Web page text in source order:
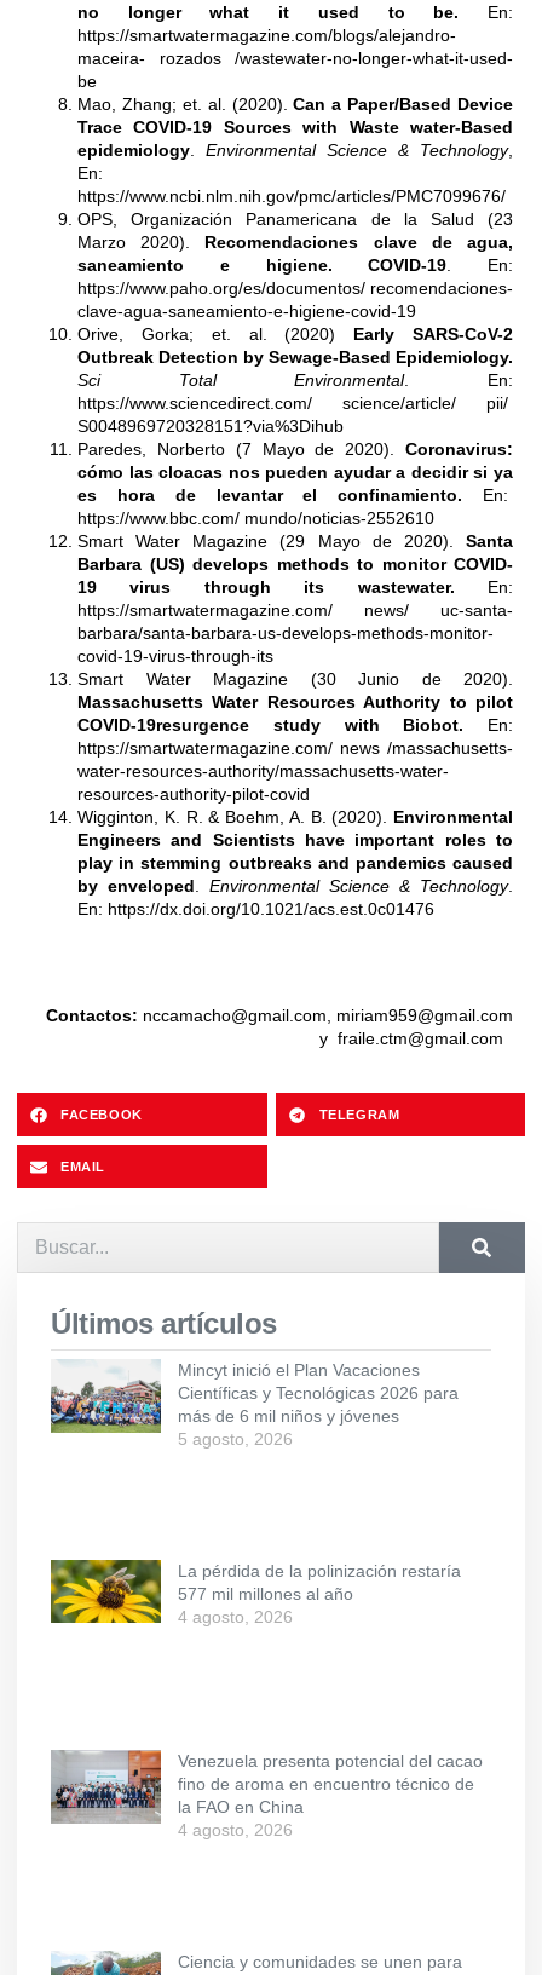
no longer what it used to be. En:
https://smartwatermagazine.com/blogs/alejandro-
maceira- rozados /wastewater-no-longer-what-it-used-
be
Mao, Zhang; et. al. (2020).Can a Paper/Based Device
Trace COVID-19 Sources with Waste water-Based
epidemiology. Environmental Science & Technology,
En:
https://www.ncbi.nlm.nih.gov/pmc/articles/PMC7099676/
OPS, Organización Panamericana de la Salud (23
Marzo 2020). Recomendaciones clave de agua,
saneamiento e higiene. COVID-19. En:
https://www.paho.org/es/documentos/ recomendaciones-
clave-agua-saneamiento-e-higiene-covid-19
Orive, Gorka; et. al. (2020) Early SARS-CoV-2
Outbreak Detection by Sewage-Based Epidemiology.
Sci Total Environmental. En:
https://www.sciencedirect.com/ science/article/ pii/
S0048969720328151?via%3Dihub
Paredes, Norberto (7 Mayo de 2020). Coronavirus:
cómo las cloacas nos pueden ayudar a decidir si ya
es hora de levantar el confinamiento. En:
https://www.bbc.com/ mundo/noticias-2552610
Smart Water Magazine (29 Mayo de 2020). Santa
Barbara (US) develops methods to monitor COVID-
19 virus through its wastewater. En:
https://smartwatermagazine.com/ news/ uc-santa-
barbara/santa-barbara-us-develops-methods-monitor-
covid-19-virus-through-its
Smart Water Magazine (30 Junio de 2020).
Massachusetts Water Resources Authority to pilot
COVID-19resurgence study with Biobot. En:
https://smartwatermagazine.com/ news /massachusetts-
water-resources-authority/massachusetts-water-
resources-authority-pilot-covid
Wigginton, K. R. & Boehm, A. B. (2020). Environmental
Engineers and Scientists have important roles to
play in stemming outbreaks and pandemics caused
by enveloped. Environmental Science & Technology.
En: https://dx.doi.org/10.1021/acs.est.0c01476
Contactos: nccamacho@gmail.com, miriam959@gmail.com
y fraile.ctm@gmail.com
FACEBOOK TELEGRAM
EMAIL
Últimos artículos
Mincyt inició el Plan Vacaciones
Científicas y Tecnológicas 2026 para
más de 6 mil niños y jóvenes
5 agosto, 2026
La pérdida de la polinización restaría
577 mil millones al año
4 agosto, 2026
Venezuela presenta potencial del cacao
fino de aroma en encuentro técnico de
la FAO en China
4 agosto, 2026
Ciencia y comunidades se unen para